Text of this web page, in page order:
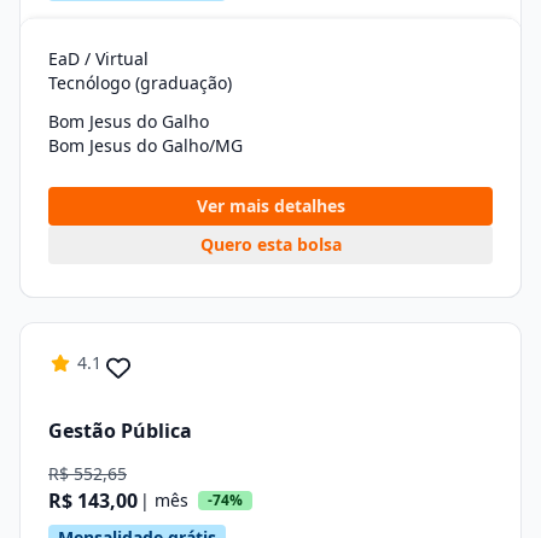
EaD / Virtual
Tecnólogo (graduação)
Bom Jesus do Galho
Bom Jesus do Galho/MG
Ver mais detalhes
Quero esta bolsa
4.1
Gestão Pública
R$ 552,65
R$ 143,00 | mês -74%